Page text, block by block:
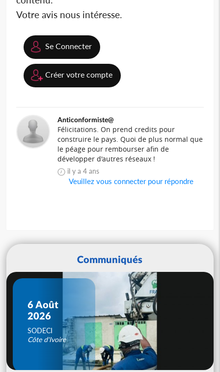
Votre avis nous intéresse.
Se Connecter
Créer votre compte
Anticonformiste@
Félicitations. On prend credits pour
construire le pays. Quoi de plus normal que
le péage pour rembourser afin de
développer d'autres réseaux !
il y a 4 ans
Veuillez vous connecter pour répondre
Communiqués
6 Août
2026
SODECI
Côte d'Ivoire